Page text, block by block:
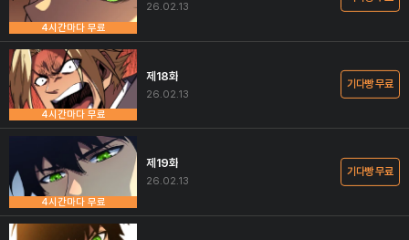
4시간마다 무료
26.02.13
4시간마다 무료
제18화
26.02.13
기다빵 무료
4시간마다 무료
제19화
26.02.13
기다빵 무료